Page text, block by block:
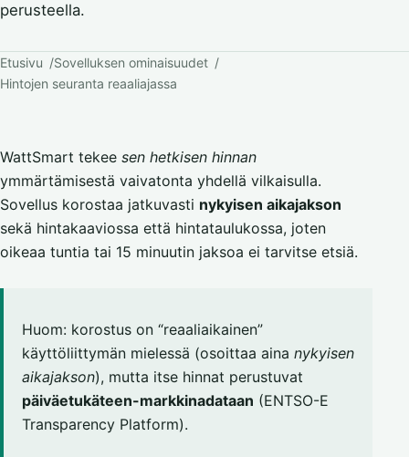
perusteella.
Etusivu
Sovelluksen ominaisuudet
Hintojen seuranta reaaliajassa
WattSmart tekee sen hetkisen hinnan
ymmärtämisestä vaivatonta yhdellä vilkaisulla.
Sovellus korostaa jatkuvasti nykyisen aikajakson
sekä hintakaaviossa että hintataulukossa, joten
oikeaa tuntia tai 15 minuutin jaksoa ei tarvitse etsiä.
Huom: korostus on “reaaliaikainen”
käyttöliittymän mielessä (osoittaa aina nykyisen
aikajakson), mutta itse hinnat perustuvat
päiväetukäteen-markkinadataan (ENTSO-E
Transparency Platform).